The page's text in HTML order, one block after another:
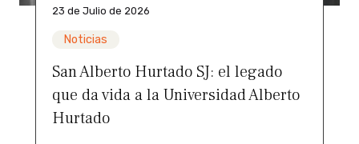
23 de Julio de 2026
Noticias
San Alberto Hurtado SJ: el legado
que da vida a la Universidad Alberto
Hurtado